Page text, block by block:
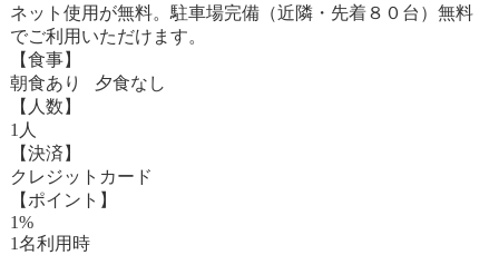
ネット使用が無料。駐車場完備（近隣・先着８０台）無料
でご利用いただけます。
【食事】
朝食あり 夕食なし
【人数】
1人
【決済】
クレジットカード
【ポイント】
1%
1名利用時